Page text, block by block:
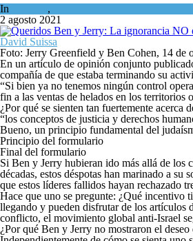
In ,
2 agosto 2021
David Suissa
Foto: Jerry Greenfield y Ben Cohen, 14 de
En un artículo de opinión conjunto
compañía de que estaba terminando su
“Si bien ya no tenemos ningún control
fin a las ventas de helados en los territorios
¿Por qué se sienten tan fuertemente acerca
“los conceptos de justicia y derechos
Bueno, un principio fundamental del
Principio del formulario
Final del formulario
Si Ben y Jerry hubieran ido más allá de los
décadas, estos déspotas han marinado a
que estos líderes fallidos hayan rechazado
Hace que uno se pregunte: ¿Qué incentivo
llegando y pueden disfrutar de los artículos
conflicto, el movimiento global anti-Israel
¿Por qué Ben y Jerry no mostraron el